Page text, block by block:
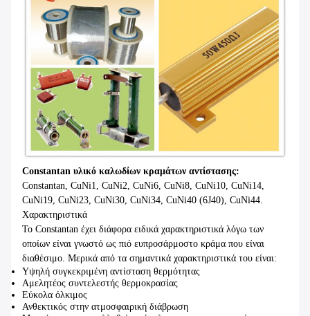
Constantan υλικό καλωδίων κραμάτων αντίστασης:
Constantan, CuNi1, CuNi2, CuNi6, CuNi8, CuNi10, CuNi14,
CuNi19, CuNi23, CuNi30, CuNi34, CuNi40 (6J40), CuNi44.
Χαρακτηριστικά
Το Constantan έχει διάφορα ειδικά χαρακτηριστικά λόγω των
οποίων είναι γνωστό ως πιό ευπροσάρμοστο κράμα που είναι
διαθέσιμο. Μερικά από τα σημαντικά χαρακτηριστικά του είναι:
Υψηλή συγκεκριμένη αντίσταση θερμότητας
Αμελητέος συντελεστής θερμοκρασίας
Εύκολα όλκιμος
Ανθεκτικός στην ατμοσφαιρική διάβρωση